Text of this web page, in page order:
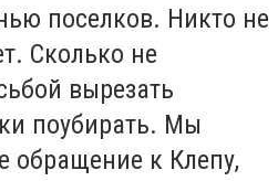
поселков. Никто не
Сколько не
вырезать
поубирать. Мы
обращение к Клепу,